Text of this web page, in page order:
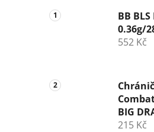
BB
0.36g/
552 Kč
BIG
215 Kč